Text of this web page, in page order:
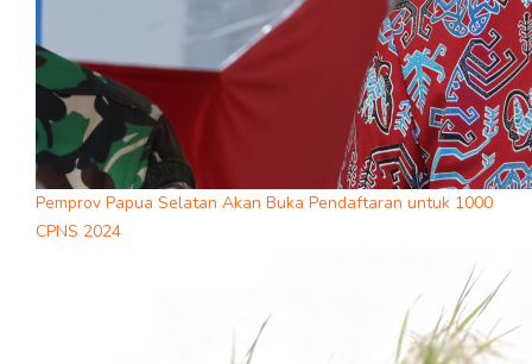
Pemprov Papua Selatan Akan Buka Pendaftaran untuk 1000
CPNS 2024